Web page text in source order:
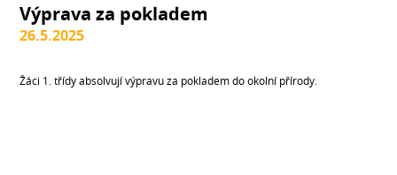
Výprava za pokladem
26.5.2025
Žáci 1. třídy absolvují výpravu za pokladem do okolní přírody.